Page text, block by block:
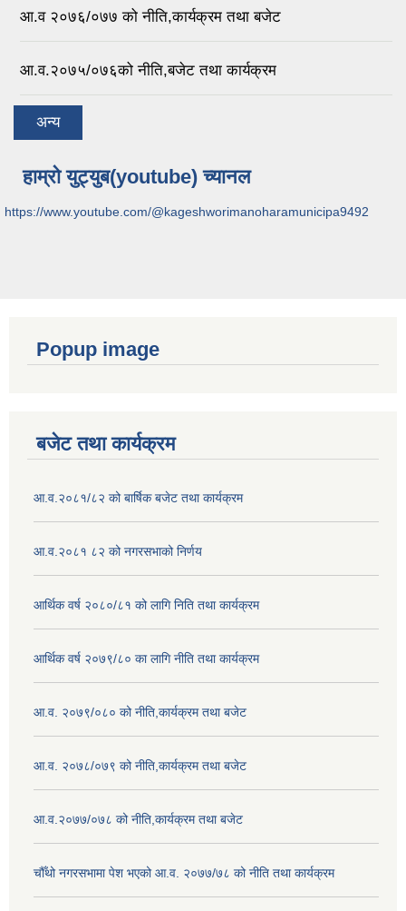
आ.व २०७६/०७७ को नीति,कार्यक्रम तथा बजेट
आ.व.२०७५/०७६को नीति,बजेट तथा कार्यक्रम
अन्य
हाम्रो युट्युब(youtube) च्यानल
https://www.youtube.com/@kageshworimanoharamunicipa9492
Popup image
बजेट तथा कार्यक्रम
आ.व.२०८१/८२ को बार्षिक बजेट तथा कार्यक्रम
आ.व.२०८१ ८२ को नगरसभाको निर्णय
आर्थिक वर्ष २०८०/८१ को लागि निति तथा कार्यक्रम
आर्थिक वर्ष २०७९/८० का लागि नीति तथा कार्यक्रम
आ.व. २०७९/०८० को नीति,कार्यक्रम तथा बजेट
आ.व. २०७८/०७९ को नीति,कार्यक्रम तथा बजेट
आ.व.२०७७/०७८ को नीति,कार्यक्रम तथा बजेट
चौँथो नगरसभामा पेश भएको आ.व. २०७७/७८ को नीति तथा कार्यक्रम